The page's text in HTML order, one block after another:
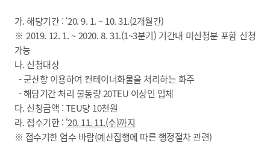
가. 해당기간 : ‘20. 9. 1. ~ 10. 31.(2개월간)
※ 2019. 12. 1. ~ 2020. 8. 31.(1~3분기) 기간내 미신청분 포함 신청
가능
나. 신청대상
- 군산항 이용하여 컨테이너화물을 처리하는 화주
- 해당기간 처리 물동량 20TEU 이상인 업체
다. 신청금액 : TEU당 10천원
라. 접수기한 : ‘20. 11. 11.(수)까지
※ 접수기한 엄수 바람(예산집행에 따른 행정절차 관련)